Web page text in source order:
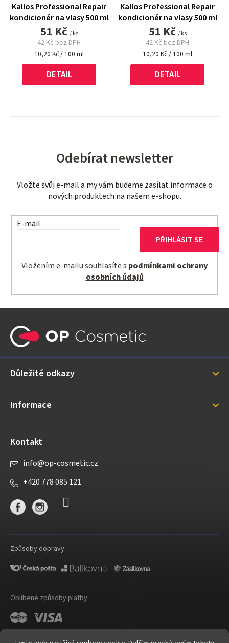
Kallos Professional Repair
kondicionér na vlasy 500 ml
51 Kč / ks
42 Kč bez DPH
Měrná
cena:
10,20 Kč / 100 ml
DETAIL
Kallos Professional Repair
kondicionér na vlasy 500 ml
51 Kč / ks
42 Kč bez DPH
Měrná
cena:
10,20 Kč / 100 ml
DETAIL
Odebírat newsletter
Vložte svůj e-mail a my vám budeme zasílat informace o
nových produktech na našem e-shopu.
E-mail
Vložením e-mailu souhlasíte s podmínkami ochrany
osobních údajů
PŘIHLÁSIT SE
a
í
Důležité odkazy
Informace
Kontakt
info@op-cosmetic.cz
+420 778 085 121
Způsoby dopravy:
Oblíbené způsoby platby: